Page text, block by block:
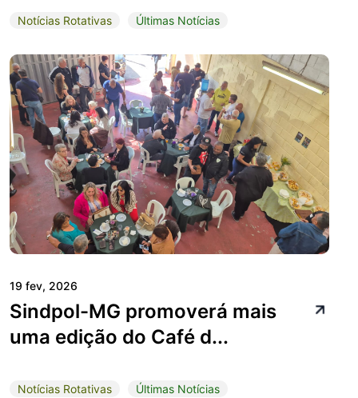
Notícias Rotativas Últimas Notícias
19 fev, 2026
Sindpol-MG promoverá mais
uma edição do Café d...
Notícias Rotativas Últimas Notícias